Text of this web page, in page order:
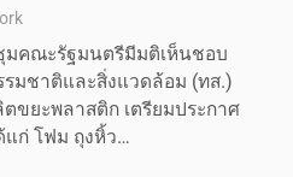
มคณะรัฐมนตรีมีมติเห็นชอบ
รมชาติและสิ่งแวดล้อม (ทส.)
ขยะพลาสติก เตรียมประกาศ
ก่ โฟม ถุงหิ้ว…